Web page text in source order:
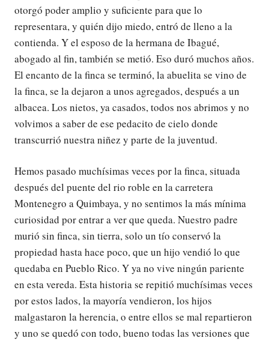
otorgó poder amplio y suficiente para que lo
representara, y quién dijo miedo, entró de lleno a la
contienda. Y el esposo de la hermana de Ibagué,
abogado al fin, también se metió. Eso duró muchos años.
El encanto de la finca se terminó, la abuelita se vino de
la finca, se la dejaron a unos agregados, después a un
albacea. Los nietos, ya casados, todos nos abrimos y no
volvimos a saber de ese pedacito de cielo donde
transcurrió nuestra niñez y parte de la juventud.
Hemos pasado muchísimas veces por la finca, situada
después del puente del rio roble en la carretera
Montenegro a Quimbaya, y no sentimos la más mínima
curiosidad por entrar a ver que queda. Nuestro padre
murió sin finca, sin tierra, solo un tío conservó la
propiedad hasta hace poco, que un hijo vendió lo que
quedaba en Pueblo Rico. Y ya no vive ningún pariente
en esta vereda. Esta historia se repitió muchísimas veces
por estos lados, la mayoría vendieron, los hijos
malgastaron la herencia, o entre ellos se mal repartieron
y uno se quedó con todo, bueno todas las versiones que